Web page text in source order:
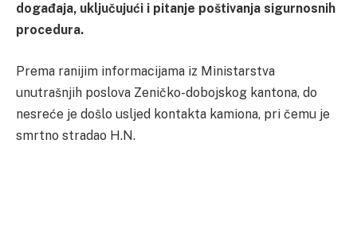
događaja, uključujući i pitanje poštivanja sigurnosnih
procedura.
Prema ranijim informacijama iz Ministarstva
unutrašnjih poslova Zeničko-dobojskog kantona, do
nesreće je došlo usljed kontakta kamiona, pri čemu je
smrtno stradao H.N.